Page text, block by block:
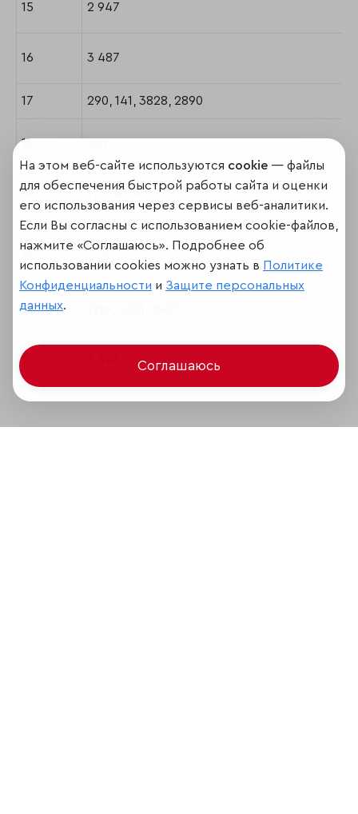
15 2 947
16 3 487
17 290, 141, 3828, 2890
18
19 177, 3879
20 3 127
21
22
На этом веб-сайте используются cookie — файлы
для обеспечения быстрой работы сайта и оценки
его использования через сервисы веб-аналитики.
Если Вы согласны с использованием cookie-файлов,
нажмите «Соглашаюсь». Подробнее об
использовании cookies можно узнать в Политике
Конфиденциальности и Защите персональных
данных.
Соглашаюсь